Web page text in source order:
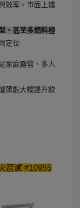
效率。市面上爐
、甚至多燃料極
定位
庭露營、多人
頭能大幅提升飲
箭爐 #10955